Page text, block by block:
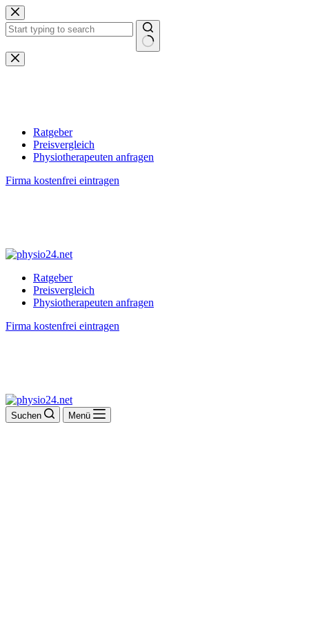
Zum
Inhalt
springen
Keine
Ergebnisse
Ratgeber
Preisvergleich
Physiotherapeuten anfragen
Firma kostenfrei eintragen
Ratgeber
Preisvergleich
Physiotherapeuten anfragen
Firma kostenfrei eintragen
Suchen Menü